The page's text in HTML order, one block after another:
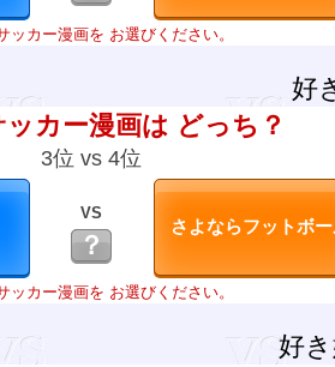
ッカー漫画を お選びください。
好
カー漫画は どっち？
3位 vs 4位
VS
？
ッカー漫画を お選びください。
好